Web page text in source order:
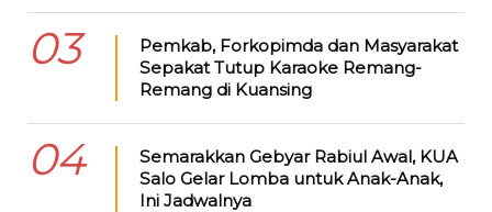
03
Pemkab, Forkopimda dan Masyarakat
Sepakat Tutup Karaoke Remang-
Remang di Kuansing
04
Semarakkan Gebyar Rabiul Awal, KUA
Salo Gelar Lomba untuk Anak-Anak,
Ini Jadwalnya